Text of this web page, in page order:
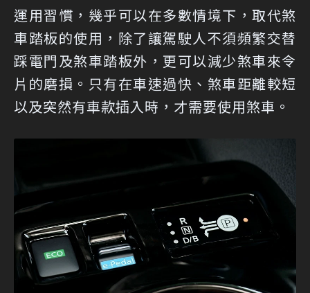
運用習慣，幾乎可以在多數情境下，取代煞
車踏板的使用，除了讓駕駛人不須頻繁交替
踩電門及煞車踏板外，更可以減少煞車來令
片的磨損。只有在車速過快、煞車距離較短
以及突然有車款插入時，才需要使用煞車。